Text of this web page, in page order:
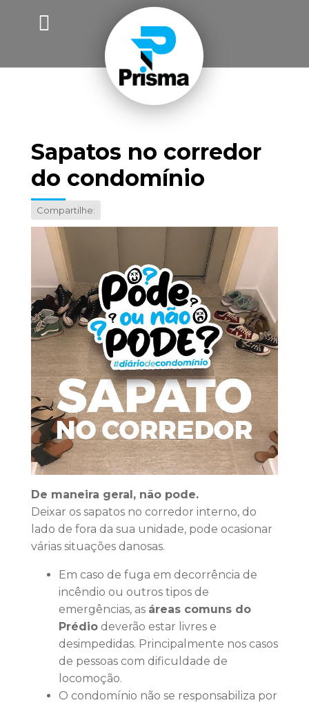
Sapatos no corredor
do condomínio
Compartilhe:
De maneira geral, não pode.
Deixar os sapatos no corredor interno, do
lado de fora da sua unidade, pode ocasionar
várias situações danosas.
Em caso de fuga em decorrência de
incêndio ou outros tipos de
emergências, as áreas comuns do
Prédiodeverão estar livres e
desimpedidas. Principalmente nos casos
de pessoas com dificuldade de
locomoção.
O condomínio não se responsabiliza por